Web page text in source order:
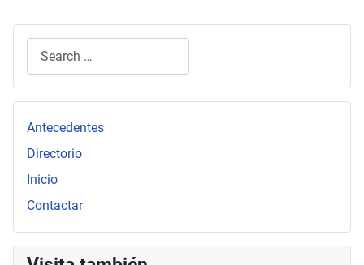
Antecedentes
Directorio
Inicio
Contactar